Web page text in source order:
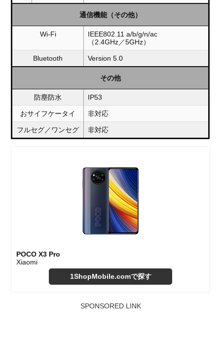
通信機能（その他）
Wi-Fi
IEEE802.11 a/b/g/n/ac
（2.4GHz／5GHz）
Bluetooth Version 5.0
その他
防塵防水 IP53
おサイフケータイ 非対応
フルセグ／ワンセグ 非対応
POCO X3 Pro
Xiaomi
1ShopMobile.comで探す
SPONSORED LINK